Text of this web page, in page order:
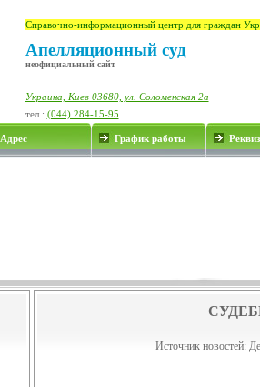
Справочно-информационный центр для граждан
Апелляционный суд
неофициальный сайт
Украина, Киев 03680, ул. Соломенская 2а
тел.: (044) 284-15-95
Адрес График работы
Источник новостей: